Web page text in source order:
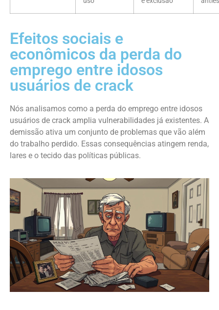
Efeitos sociais e
econômicos da perda do
emprego entre idosos
usuários de crack
Nós analisamos como a perda do emprego entre idosos
usuários de crack amplia vulnerabilidades já existentes. A
demissão ativa um conjunto de problemas que vão além
do trabalho perdido. Essas consequências atingem renda,
lares e o tecido das políticas públicas.